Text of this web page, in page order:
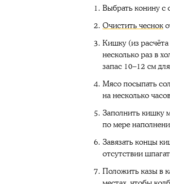
Выбрать конину с
Очистить чеснок
Кишку (из
несколько раз в
запас 10–12 см
Мясо посыпать
на несколько
Заполнить кишку
по мере
Завязать концы
отсутствии
Положить казы в